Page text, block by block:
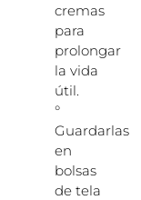
cremas
para
prolongar
la vida
útil.
°
Guardarlas
en
bolsas
de tela